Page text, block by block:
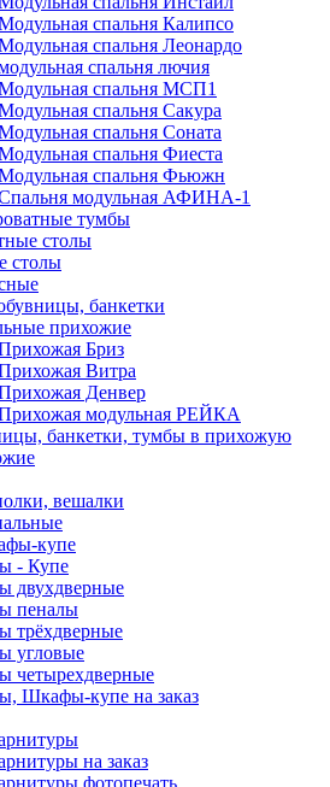
спальня Калипсо
спальня Леонардо
спальня лючия
спальня МСП1
спальня Сакура
спальня Соната
спальня Фиеста
спальня Фьюжн
модульная АФИНА-1
тумбы
столы
столы
банкетки
прихожие
Бриз
Витра
Денвер
модульная РЕЙКА
банкетки, тумбы в прихожую
вешалки
купе
- Купе
двухдверные
пеналы
трёхдверные
угловые
четырехдверные
Шкафы-купе на заказ
на заказ